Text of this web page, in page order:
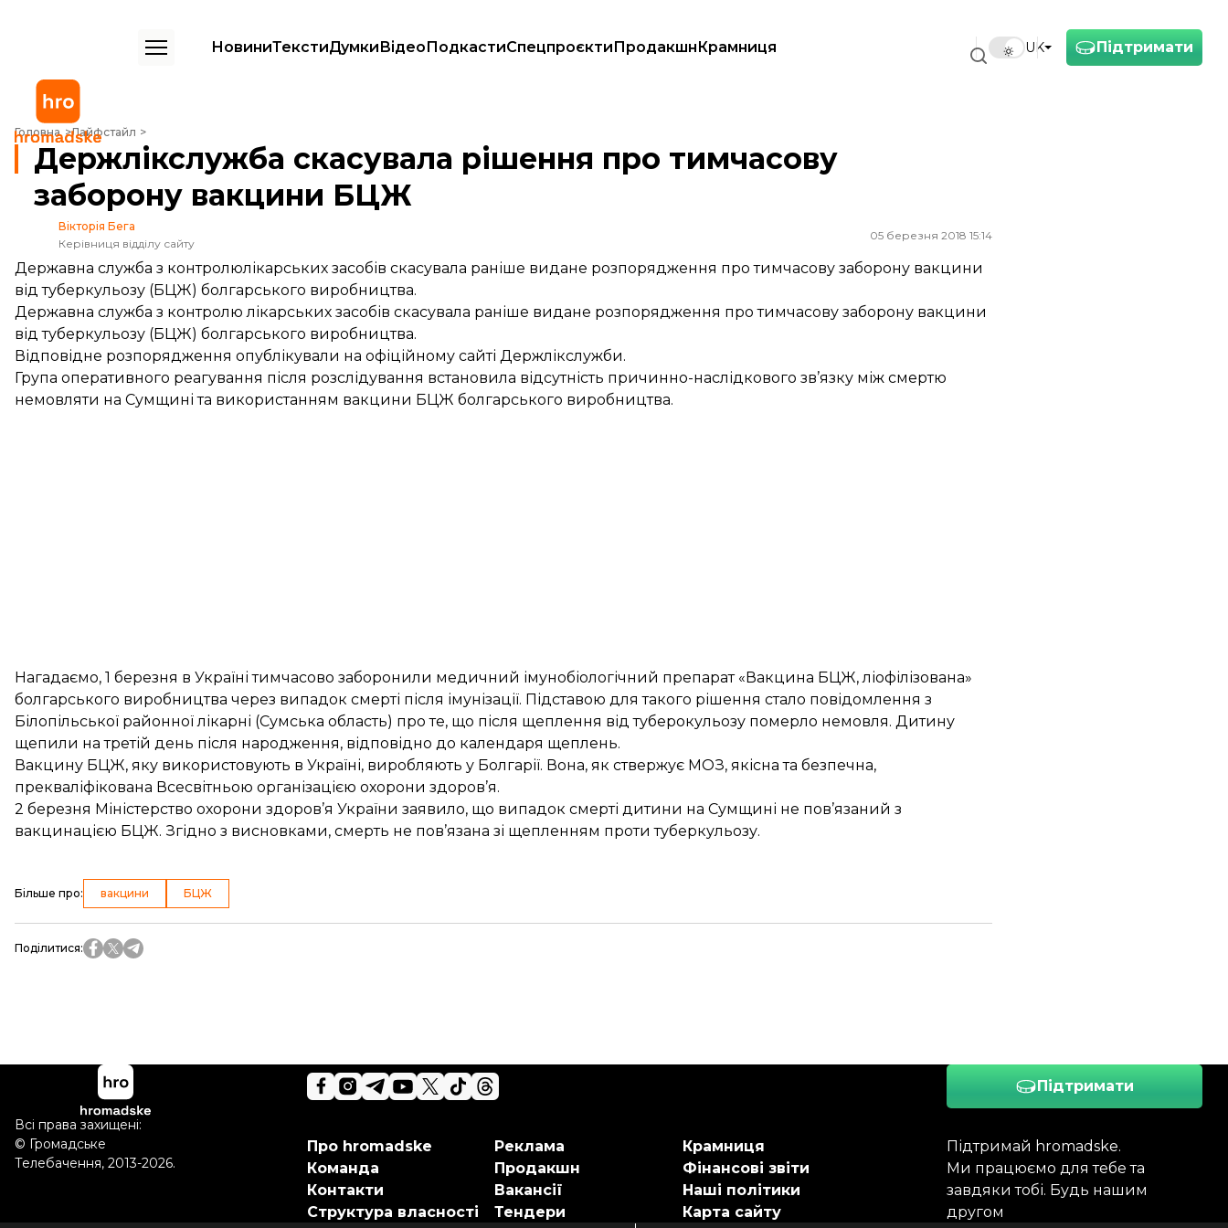
Підтримати
UK
НовиниТекстиДумкиВідеоПодкастиСпецпроєктиПродакшнКрамниця
Головна Лайфстайл
Держлікслужба скасувала рішення про тимчасову заборону вакцини БЦЖ
Держлікслужба скасувала рішення про тимчасову
заборону вакцини БЦЖ
Вікторія Бега
Керівниця відділу сайту
05 березня 2018 15:14
Державна служба з контролюлікарських засобів скасувала раніше видане розпорядження про тимчасову заборону вакцини
від туберкульозу (БЦЖ) болгарського виробництва.
Державна служба з контролю лікарських засобів скасувала раніше видане розпорядження про тимчасову заборону вакцини
від туберкульозу (БЦЖ) болгарського виробництва.
Відповідне розпорядження опублікували на офіційному сайті Держлікслужби.
Група оперативного реагування після розслідування встановила відсутність причинно-наслідкового зв’язку між смертю
немовляти на Сумщині та використанням вакцини БЦЖ болгарського виробництва.
Нагадаємо, 1 березня в Україні тимчасово заборонили медичний імунобіологічний препарат«Вакцина БЦЖ, ліофілізована»
болгарського виробництва через випадок смерті після імунізації. Підставою для такого рішення стало повідомлення з
Білопільської районної лікарні (Сумська область) про те, що після щеплення від туберокульозу померло немовля. Дитину
щепили на третій день після народження, відповідно до календаря щеплень.
Вакцину БЦЖ, яку використовують в Україні, виробляють у Болгарії. Вона, як ствержує МОЗ, якісна та безпечна,
прекваліфікована Всесвітньою організацією охорони здоров’я.
2 березня Міністерство охорони здоров’я України заявило, що випадок смерті дитини на Сумщині не пов’язаний з
вакцинацією БЦЖ. Згідно з висновками, смерть не пов’язана зі щепленням проти туберкульозу.
Більше про: вакцини БЦЖ
Поділитися:
Підтримати
Підтримай hromadske.
Ми працюємо для тебе та
завдяки тобі. Будь нашим
другом
Про hromadske
Команда
Контакти
Структура власності
Реклама
Продакшн
Вакансії
Тендери
Крамниця
Фінансові звіти
Наші політики
Карта сайту
Всі права захищені:
© Громадське
Телебачення, 2013-2026.